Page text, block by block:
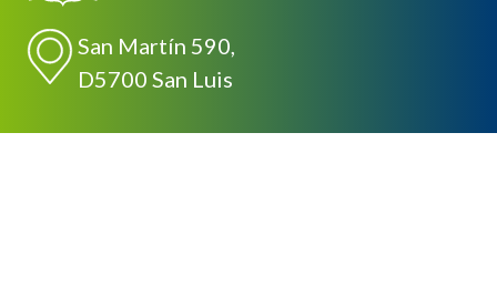
San Martín 590,
D5700 San Luis